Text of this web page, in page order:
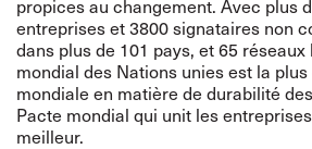
propices au changement. Avec plus
entreprises et 3800 signataires non
dans plus de 101 pays, et 65
mondial des Nations unies est la
mondiale en matière de durabilité
Pacte mondial qui unit les
meilleur.